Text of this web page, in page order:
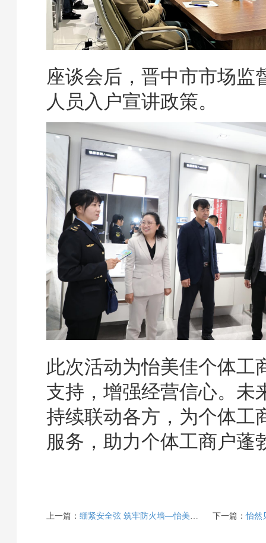
座谈会后，晋中市市场监
人员入户宣讲政策。
此次活动为怡美佳个体工
支持，增强经营信心。未
持续联动各方，为个体工
服务，助力个体工商户蓬
上一篇： 绷紧安全弦 筑牢防火墙—怡美佳组织开展《山西省消防条例》培训学习 下一篇：怡然见晋